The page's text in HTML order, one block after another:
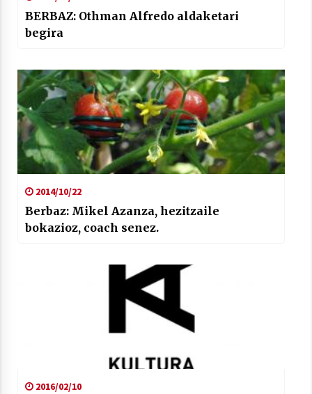
BERBAZ: Othman Alfredo aldaketari
begira
2014/10/22
Berbaz: Mikel Azanza, hezitzaile
bokazioz, coach senez.
2016/02/10